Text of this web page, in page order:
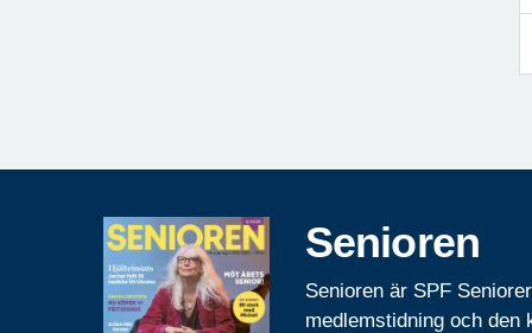
Senioren
Senioren är SPF
medlemstidning och den